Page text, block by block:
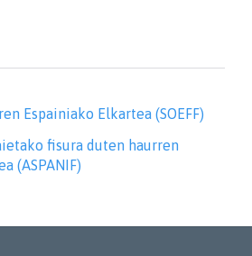
Espainiako Elkartea (SOEFF)
fisura duten haurren
(ASPANIF)